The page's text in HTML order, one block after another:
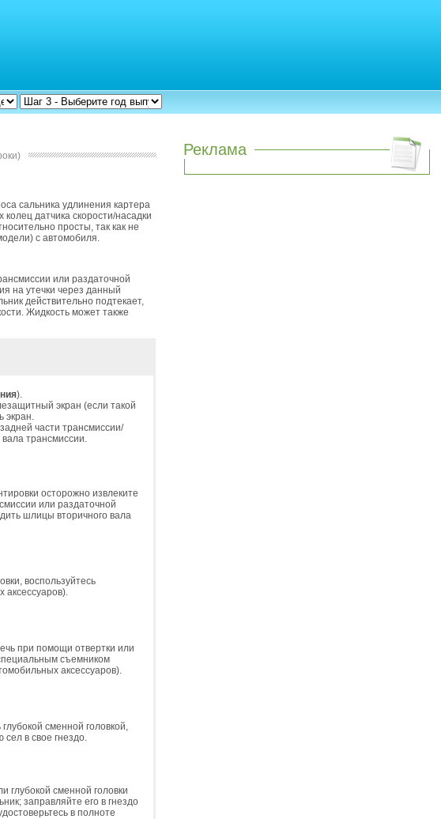
сальника удлинения картера
датчика скорости/насадки
просты, так как не
с автомобиля.
или раздаточной
на утечки через данный
действительно подтекает,
Жидкость может также
).
экран (если такой
экран.
части трансмиссии/
трансмиссии.
осторожно извлеките
или раздаточной
шлицы вторичного вала
воспользуйтесь
аксессуаров).
при помощи отвертки или
съемником
аксессуаров).
сменной головкой,
в свое гнездо.
глубокой сменной головки
заправляйте его в гнездо
в полноте
Реклама